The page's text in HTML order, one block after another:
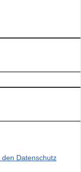
Datenschutz